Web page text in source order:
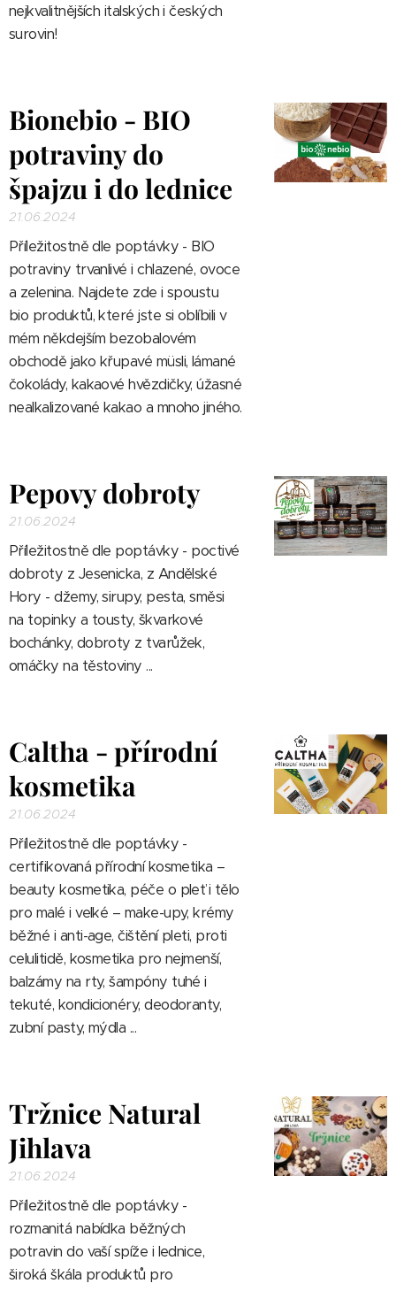
nejkvalitnějších italských i českých
surovin!
Bionebio - BIO
potraviny do
špajzu i do lednice
21.06.2024
Příležitostně dle poptávky - BIO
potraviny trvanlivé i chlazené, ovoce
a zelenina. Najdete zde i spoustu
bio produktů, které jste si oblíbili v
mém někdejším bezobalovém
obchodě jako křupavé müsli, lámané
čokolády, kakaové hvězdičky, úžasné
nealkalizované kakao a mnoho jiného.
Pepovy dobroty
21.06.2024
Příležitostně dle poptávky - poctivé
dobroty z Jesenicka, z Andělské
Hory - džemy, sirupy, pesta, směsi
na topinky a tousty, škvarkové
bochánky, dobroty z tvarůžek,
omáčky na těstoviny ...
Caltha - přírodní
kosmetika
21.06.2024
Příležitostně dle poptávky -
certifikovaná přírodní kosmetika –
beauty kosmetika, péče o pleť i tělo
pro malé i velké – make-upy, krémy
běžné i anti-age, čištění pleti, proti
celulitidě, kosmetika pro nejmenší,
balzámy na rty, šampóny tuhé i
tekuté, kondicionéry, deodoranty,
zubní pasty, mýdla ...
Tržnice Natural
Jihlava
21.06.2024
Příležitostně dle poptávky -
rozmanitá nabídka běžných
potravin do vaší spíže i lednice,
široká škála produktů pro